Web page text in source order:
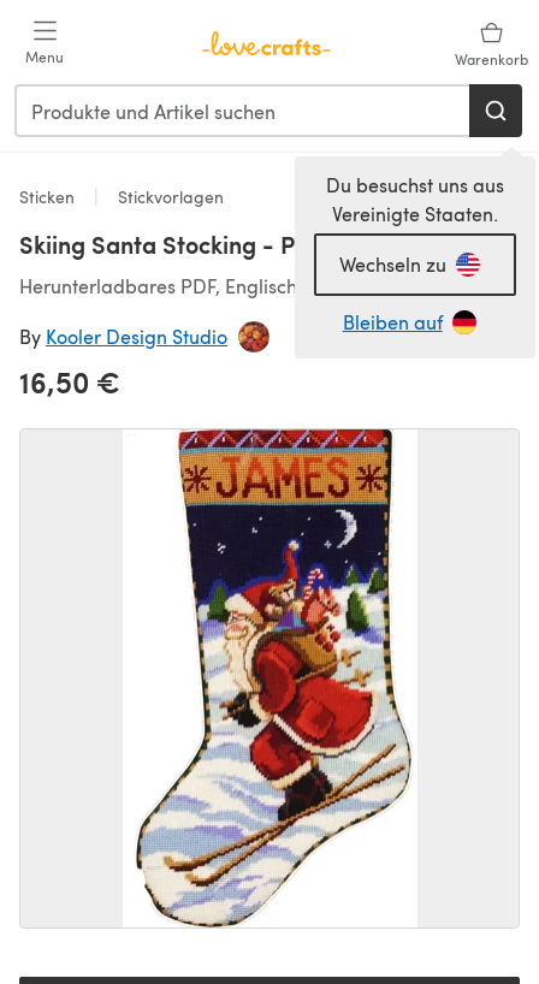
Menu Warenkorb
Du besuchst uns aus
Vereinigte Staaten.
Wechseln zu
Bleiben auf
Sticken Stickvorlagen
Skiing Santa Stocking - PDF
Herunterladbares PDF, Englisch
By Kooler Design Studio
16,50 €